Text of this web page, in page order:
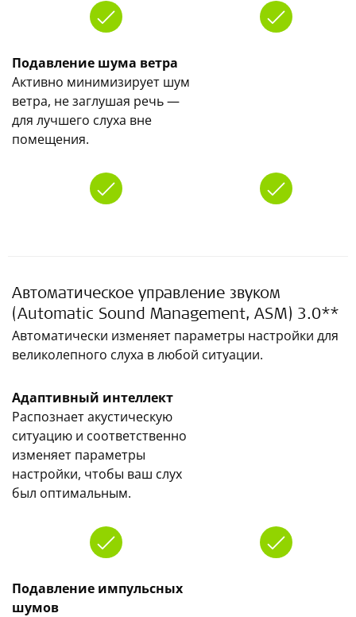
Подавление шума ветра
Активно минимизирует шум
ветра, не заглушая речь —
для лучшего слуха вне
помещения.
Автоматическое управление звуком
(Automatic Sound Management, ASM) 3.0**
Автоматически изменяет параметры настройки для
великолепного слуха в любой ситуации.
Адаптивный интеллект
Распознает акустическую
ситуацию и соответственно
изменяет параметры
настройки, чтобы ваш слух
был оптимальным.
Подавление импульсных
шумов